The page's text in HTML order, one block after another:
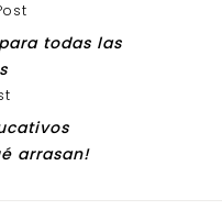
todas las
arrasan!